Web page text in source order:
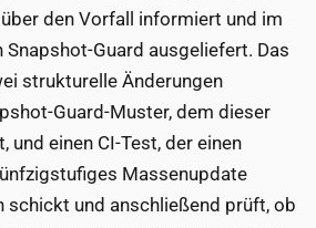
den Vorfall informiert und im
Snapshot-Guard ausgeliefert. Das
strukturelle Änderungen
Guard-Muster, dem dieser
einen CI-Test, der einen
Massenupdate
schickt und anschließend prüft, ob